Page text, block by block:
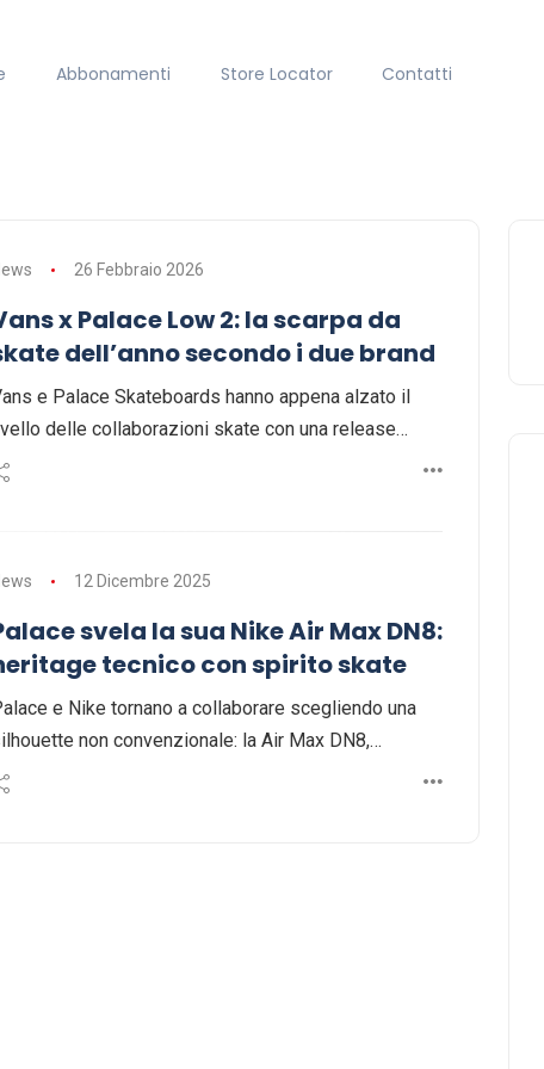
Abbonamenti Store Locator Contatti
26 Febbraio 2026
x Palace Low 2: la scarpa da
dell’anno secondo i due brand
e Palace Skateboards hanno appena alzato il
delle collaborazioni skate con una release…
12 Dicembre 2025
svela la sua Nike Air Max DN8:
tecnico con spirito skate
e Nike tornano a collaborare scegliendo una
non convenzionale: la Air Max DN8,…